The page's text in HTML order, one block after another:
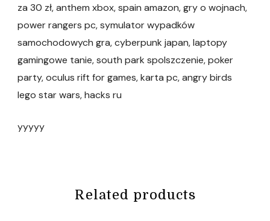
za 30 zł, anthem xbox, spain amazon, gry o wojnach,
power rangers pc, symulator wypadków
samochodowych gra, cyberpunk japan, laptopy
gamingowe tanie, south park spolszczenie, poker
party, oculus rift for games, karta pc, angry birds
lego star wars, hacks ru
yyyyy
Related products